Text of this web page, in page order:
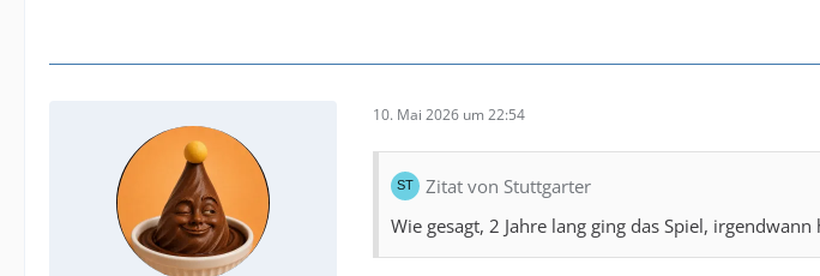
10. Mai 2026 um 22:54
Zitat von Stuttgarter
Wie gesagt, 2 Jahre lang ging das Spiel,